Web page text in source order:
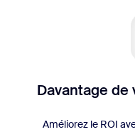
Davantage de
Améliorez le ROI